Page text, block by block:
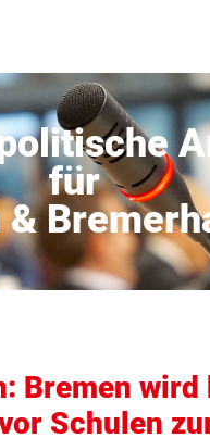
für
Bremen wird
Schulen